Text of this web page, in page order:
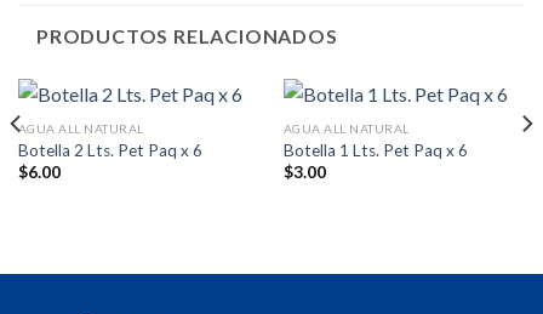
PRODUCTOS RELACIONADOS
AGUA ALL NATURAL
Botella 2 Lts. Pet Paq x 6
$6.00
AGUA ALL NATURAL
Botella 1 Lts. Pet Paq x 6
$3.00